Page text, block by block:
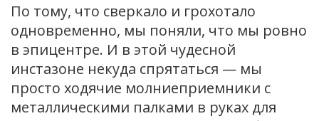
По тому, что сверкало и грохотало
одновременно, мы поняли, что мы ровно
в эпицентре. И в этой чудесной
инстазоне некуда спрятаться — мы
просто ходячие молниеприемники с
металлическими палками в руках для